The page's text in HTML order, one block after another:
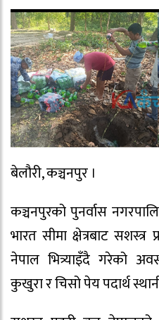
बेलौरी, कञ्चनपुर ।
कञ्चनपुरको पुनर्वास
भारत सीमा क्षेत्रबाट
नेपाल भित्र्याइँदै गरेको
कुखुरा र चिसो पेय पदार्थ